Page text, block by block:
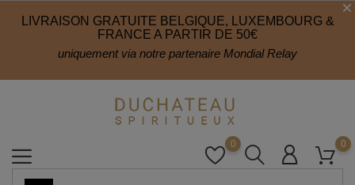
LIVRAISON GRATUITE BELGIQUE, LUXEMBOURG &
FRANCE A PARTIR DE 50€
uniquement via notre partenaire Mondial Relay
0
0